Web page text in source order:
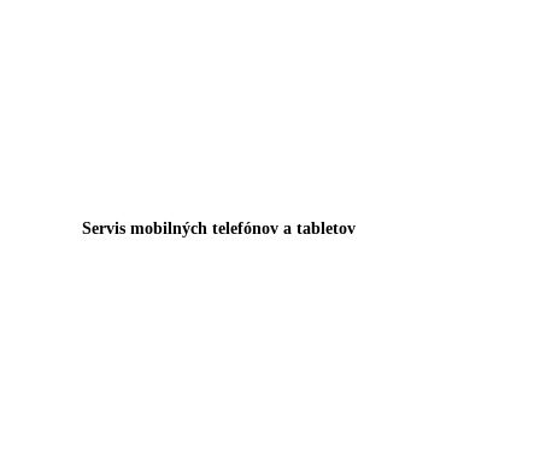
Servis mobilných telefónov a tabletov